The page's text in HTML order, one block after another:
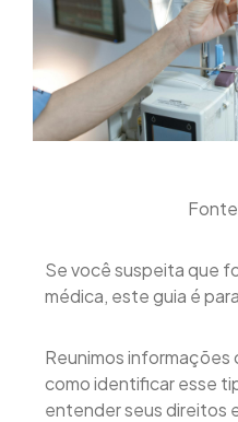
Se você suspeita que
médica, este guia é
Reunimos informações
como identificar esse
entender seus direitos